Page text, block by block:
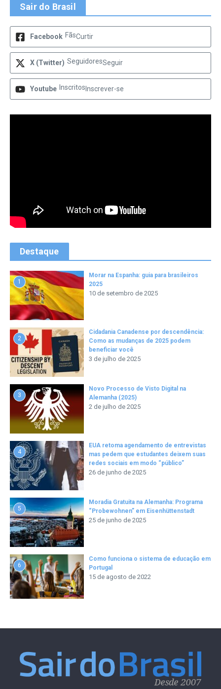
Sair do Brasil
Facebook FãsCurtir
X (Twitter) SeguidoresSeguir
Youtube Inscritos Inscrever-se
Destaque
1
Morar na Espanha: guia para brasileiros
2025
10 de setembro de 2025
2
Cidadania Canadense por descendência:
Como as mudanças de 2025 podem
beneficiar você
3 de julho de 2025
3
Novo Processo de Visto Digital na
Alemanha (2025)
2 de julho de 2025
4
EUA retoma agendamento de entrevistas
mas pedem que estudantes deixem suas
redes sociais em modo “público”
26 de junho de 2025
5
Moradia Gratuita na Alemanha: Programa
“Probewohnen” em Eisenhüttenstadt
25 de junho de 2025
6
Como funciona o sistema de educação em
Portugal
15 de agosto de 2022